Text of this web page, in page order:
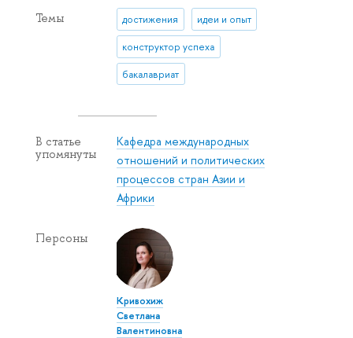
Темы достижения идеи и опыт
конструктор успеха
бакалавриат
В статье
упомянуты
Кафедра международных
отношений и политических
процессов стран Азии и
Африки
Персоны
Кривохиж
Светлана
Валентиновна